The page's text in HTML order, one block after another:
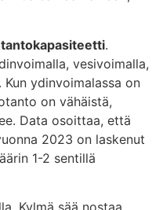
.
vesivoimalla,
ydinvoimalassa on
on vähäistä,
Data osoittaa, että
2023 on laskenut
1-2 sentillä